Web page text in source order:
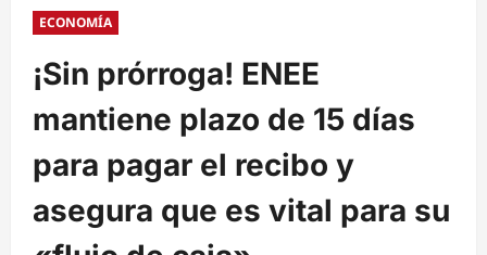
ECONOMÍA
¡Sin prórroga! ENEE
mantiene plazo de 15 días
para pagar el recibo y
asegura que es vital para su